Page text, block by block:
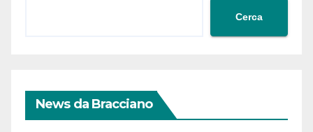
Cerca
News da Bracciano